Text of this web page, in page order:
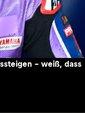
– weiß, dass